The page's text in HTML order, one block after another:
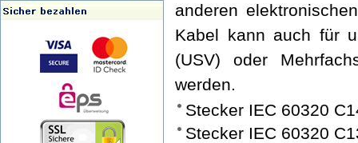
anderen
Kabel kann auch für
(USV) oder
werden.
Stecker IEC 60320
Stecker IEC 60320